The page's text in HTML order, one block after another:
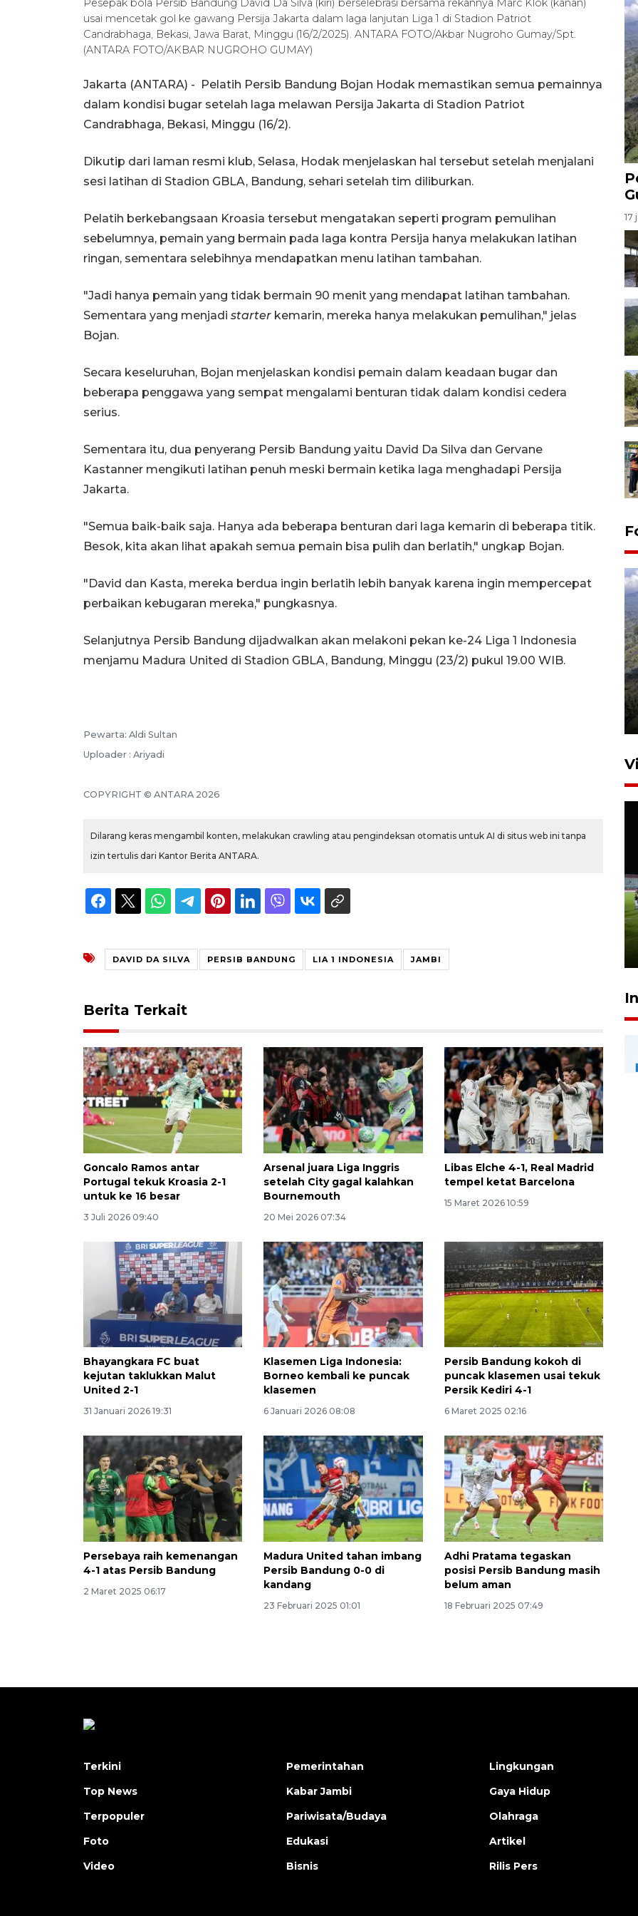
Pesepak bola Persib Bandung David Da Silva (kiri) berselebrasi bersama rekannya Marc Klok (kanan)
usai mencetak gol ke gawang Persija Jakarta dalam laga lanjutan Liga 1 di Stadion Patriot
Candrabhaga, Bekasi, Jawa Barat, Minggu (16/2/2025). ANTARA FOTO/Akbar Nugroho Gumay/Spt.
(ANTARA FOTO/AKBAR NUGROHO GUMAY)
Jakarta (ANTARA) - Pelatih Persib Bandung Bojan Hodak memastikan semua pemainnya
dalam kondisi bugar setelah laga melawan Persija Jakarta di Stadion Patriot
Candrabhaga, Bekasi, Minggu (16/2).
Dikutip dari laman resmi klub, Selasa, Hodak menjelaskan hal tersebut setelah menjalani
sesi latihan di Stadion GBLA, Bandung, sehari setelah tim diliburkan.
Pelatih berkebangsaan Kroasia tersebut mengatakan seperti program pemulihan
sebelumnya, pemain yang bermain pada laga kontra Persija hanya melakukan latihan
ringan, sementara selebihnya mendapatkan menu latihan tambahan.
"Jadi hanya pemain yang tidak bermain 90 menit yang mendapat latihan tambahan.
Sementara yang menjadi starter kemarin, mereka hanya melakukan pemulihan," jelas
Bojan.
Secara keseluruhan, Bojan menjelaskan kondisi pemain dalam keadaan bugar dan
beberapa penggawa yang sempat mengalami benturan tidak dalam kondisi cedera
serius.
Sementara itu, dua penyerang Persib Bandung yaitu David Da Silva dan Gervane
Kastanner mengikuti latihan penuh meski bermain ketika laga menghadapi Persija
Jakarta.
"Semua baik-baik saja. Hanya ada beberapa benturan dari laga kemarin di beberapa titik.
Besok, kita akan lihat apakah semua pemain bisa pulih dan berlatih," ungkap Bojan.
"David dan Kasta, mereka berdua ingin berlatih lebih banyak karena ingin mempercepat
perbaikan kebugaran mereka," pungkasnya.
Selanjutnya Persib Bandung dijadwalkan akan melakoni pekan ke-24 Liga 1 Indonesia
menjamu Madura United di Stadion GBLA, Bandung, Minggu (23/2) pukul 19.00 WIB.
Pewarta: Aldi Sultan
Uploader : Ariyadi
COPYRIGHT © ANTARA 2026
Dilarang keras mengambil konten, melakukan crawling atau pengindeksan otomatis untuk AI di situs web ini tanpa
izin tertulis dari Kantor Berita ANTARA.
DAVID DA SILVA PERSIB BANDUNG LIA 1 INDONESIA JAMBI
Berita Terkait
Goncalo Ramos antar
Portugal tekuk Kroasia 2-1
untuk ke 16 besar
3 Juli 2026 09:40
Arsenal juara Liga Inggris
setelah City gagal kalahkan
Bournemouth
20 Mei 2026 07:34
Libas Elche 4-1, Real Madrid
tempel ketat Barcelona
15 Maret 2026 10:59
Bhayangkara FC buat
kejutan taklukkan Malut
United 2-1
31 Januari 2026 19:31
Klasemen Liga Indonesia:
Borneo kembali ke puncak
klasemen
6 Januari 2026 08:08
Persib Bandung kokoh di
puncak klasemen usai tekuk
Persik Kediri 4-1
6 Maret 2025 02:16
Persebaya raih kemenangan
4-1 atas Persib Bandung
2 Maret 2025 06:17
Madura United tahan imbang
Persib Bandung 0-0 di
kandang
23 Februari 2025 01:01
Adhi Pratama tegaskan
posisi Persib Bandung masih
belum aman
18 Februari 2025 07:49
17
7 jam lalu
Memberantas kejahatan
jalanan Jakarta
2026-08-05 18:00:00
Terkini
Top News
Terpopuler
Foto
Video
Pemerintahan
Kabar Jambi
Pariwisata/Budaya
Edukasi
Bisnis
Lingkungan
Gaya Hidup
Olahraga
Artikel
Rilis Pers